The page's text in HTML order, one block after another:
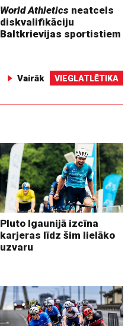
World Athletics neatcels
diskvalifikāciju
Baltkrievijas sportistiem
Vairāk VIEGLATLĒTIKA
Pluto Igaunijā izcīna
karjeras līdz šim lielāko
uzvaru